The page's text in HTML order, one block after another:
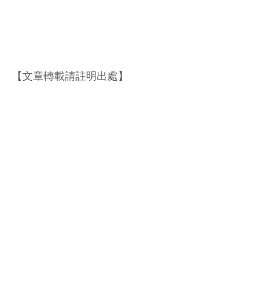
【文章轉載請註明出處】